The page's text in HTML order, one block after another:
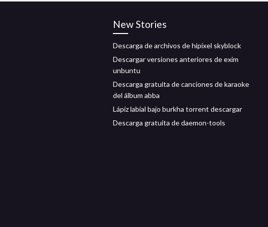
New Stories
Descarga de archivos de hipixel skyblock
Descargar versiones anteriores de exim
unbuntu
Descarga gratuita de canciones de karaoke
del álbum abba
Lápiz labial bajo burkha torrent descargar
Descarga gratuita de daemon-tools